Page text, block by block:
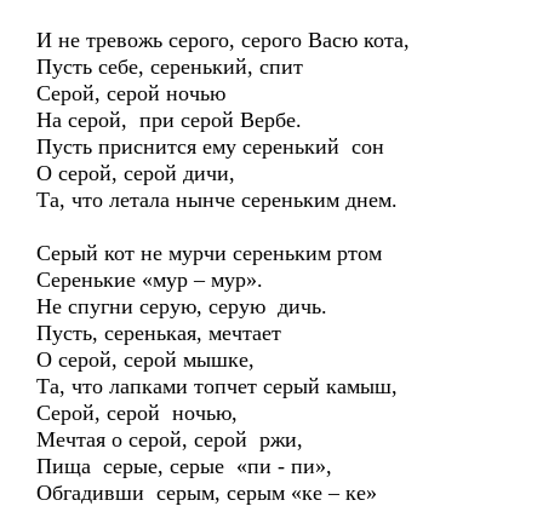
И не тревожь серого, серого Васю кота,
Пусть себе, серенький, спит
Серой, серой ночью
На серой, при серой Вербе.
Пусть приснится ему серенький сон
О серой, серой дичи,
Та, что летала нынче сереньким днем.
Серый кот не мурчи сереньким ртом
Серенькие «мур – мур».
Не спугни серую, серую дичь.
Пусть, серенькая, мечтает
О серой, серой мышке,
Та, что лапками топчет серый камыш,
Серой, серой ночью,
Мечтая о серой, серой ржи,
Пища серые, серые «пи - пи»,
Обгадивши серым, серым «ке – ке»